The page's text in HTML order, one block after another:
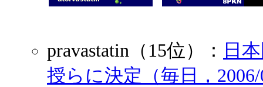
pravastatin（15位）： 日
授らに決定（毎日，2006/